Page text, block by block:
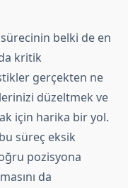
belki de en
kritik
gerçekten ne
düzeltmek ve
için harika bir yol.
süreç eksik
pozisyona
da